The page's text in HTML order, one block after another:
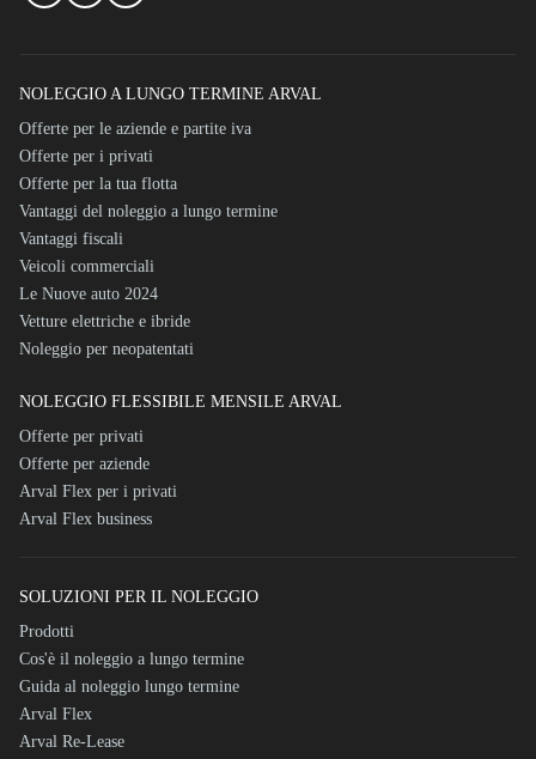
NOLEGGIO A LUNGO TERMINE ARVAL
Offerte per le aziende e partite iva
Offerte per i privati
Offerte per la tua flotta
Vantaggi del noleggio a lungo termine
Vantaggi fiscali
Veicoli commerciali
Le Nuove auto 2024
Vetture elettriche e ibride
Noleggio per neopatentati
NOLEGGIO FLESSIBILE MENSILE ARVAL
Offerte per privati
Offerte per aziende
Arval Flex per i privati
Arval Flex business
SOLUZIONI PER IL NOLEGGIO
Prodotti
Cos'è il noleggio a lungo termine
Guida al noleggio lungo termine
Arval Flex
Arval Re-Lease